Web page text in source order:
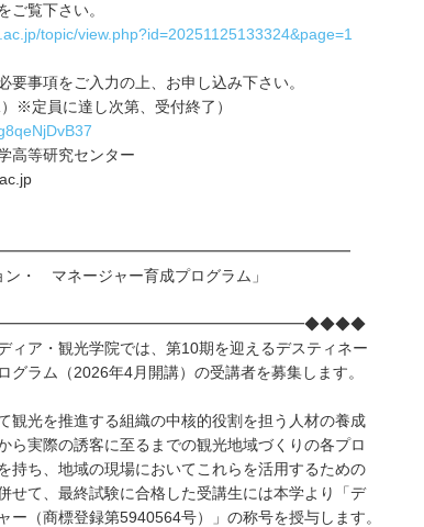
覧下さい。
topic/view.php?id=20251125133324&page=1
事項をご入力の上、お申し込み下さい。
※定員に達し次第、受付終了）
高等研究センター
・ マネージャー育成プログラム」
ィア・観光学院では、第10期を迎えるデスティネー
グラム（2026年4月開講）の受講者を募集します。
観光を推進する組織の中核的役割を担う人材の養成
ら実際の誘客に至るまでの観光地域づくりの各プロ
持ち、地域の現場においてこれらを活用するための
せて、最終試験に合格した受講生には本学より「デ
ー（商標登録第5940564号）」の称号を授与します。